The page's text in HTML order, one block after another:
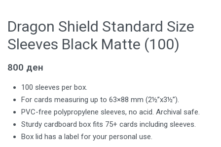
Dragon Shield Standard Size
Sleeves Black Matte (100)
800 ден
100 sleeves per box.
For cards measuring up to 63×88 mm (2½”x3½”).
PVC-free polypropylene sleeves, no acid. Archival safe.
Sturdy cardboard box fits 75+ cards including sleeves.
Box lid has a label for your personal use.